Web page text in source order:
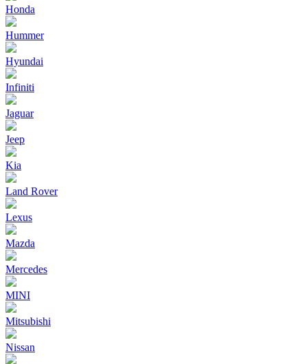
Honda
Hummer
Hyundai
Infiniti
Jaguar
Jeep
Kia
Land Rover
Lexus
Mazda
Mercedes
MINI
Mitsubishi
Nissan